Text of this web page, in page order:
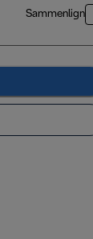
Sammenlign